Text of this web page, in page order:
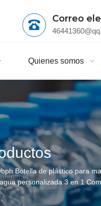
Correo
Quienes somos
Botella de plástico para
personalizada 3 en 1